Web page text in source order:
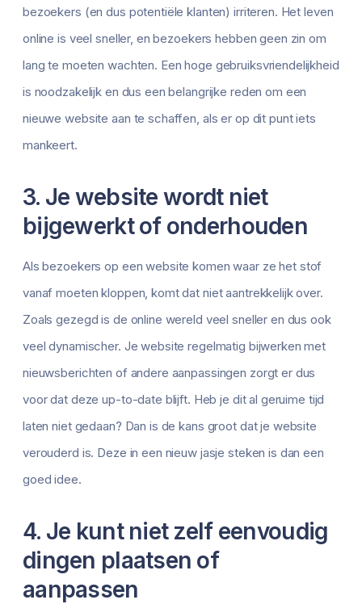
bezoekers (en dus potentiële klanten) irriteren. Het leven
online is veel sneller, en bezoekers hebben geen zin om
lang te moeten wachten. Een hoge gebruiksvriendelijkheid
is noodzakelijk en dus een belangrijke reden om een
nieuwe website aan te schaffen, als er op dit punt iets
mankeert.
3. Je website wordt niet
bijgewerkt of onderhouden
Als bezoekers op een website komen waar ze het stof
vanaf moeten kloppen, komt dat niet aantrekkelijk over.
Zoals gezegd is de online wereld veel sneller en dus ook
veel dynamischer. Je website regelmatig bijwerken met
nieuwsberichten of andere aanpassingen zorgt er dus
voor dat deze up-to-date blijft. Heb je dit al geruime tijd
laten niet gedaan? Dan is de kans groot dat je website
verouderd is. Deze in een nieuw jasje steken is dan een
goed idee.
4. Je kunt niet zelf eenvoudig
dingen plaatsen of
aanpassen